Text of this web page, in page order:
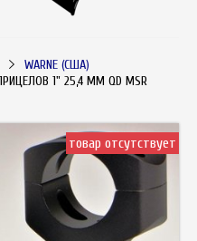
WARNE (США)
1" 25,4 ММ QD MSR
товар отсутствует